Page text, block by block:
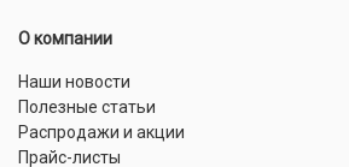
О компании
Наши новости
Полезные статьи
Распродажи и акции
Прайс-листы